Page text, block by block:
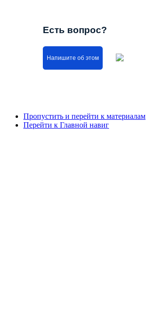
Есть вопрос?
Напишите об этом
Пропустить и перейти к материалам
Перейти к Главной навиг